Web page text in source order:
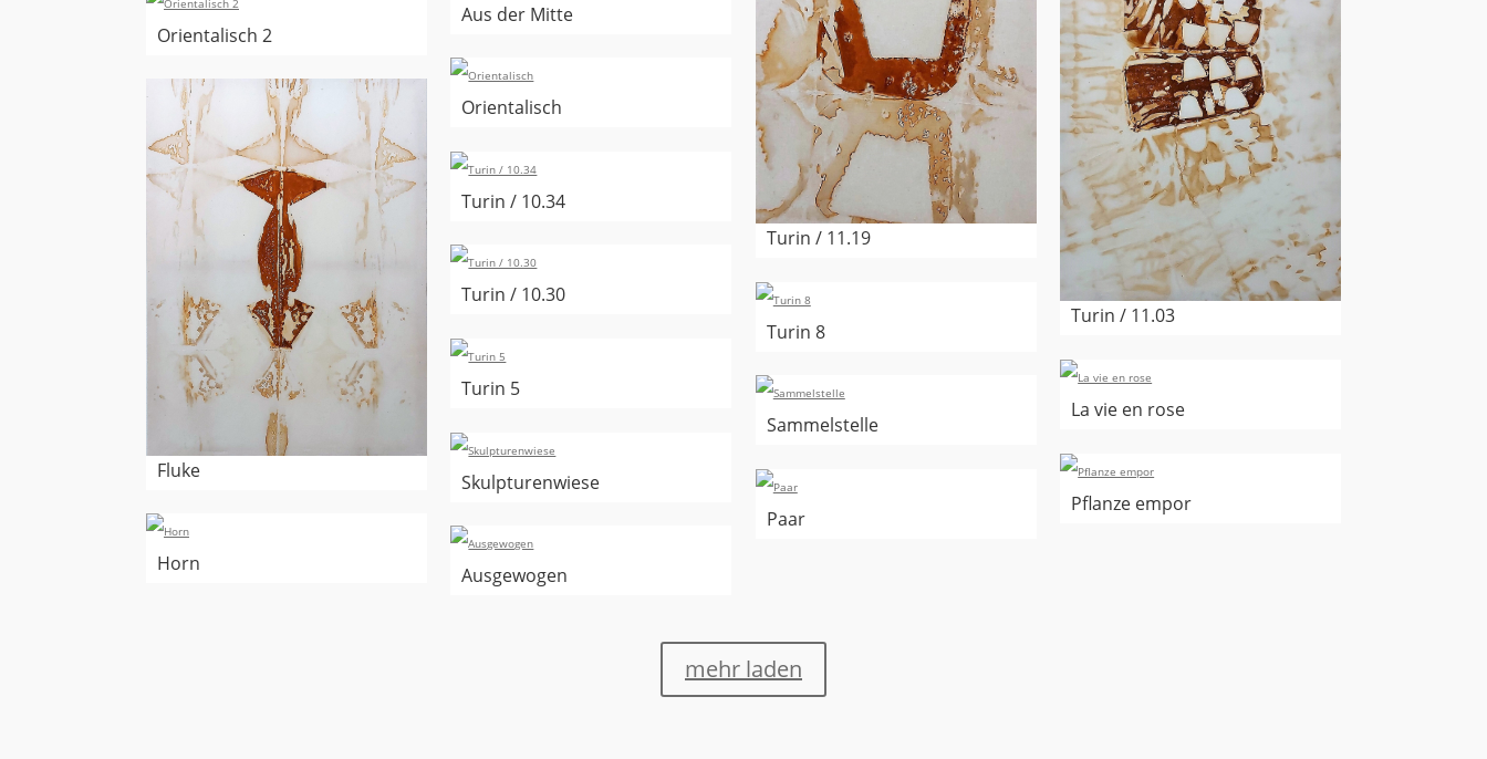
Turin / 11.19
Turin / 11.03
Aus der Mitte
Orientalisch 2
Orientalisch
Fluke
Turin / 10.34
Turin / 10.30
Turin 8
Turin 5
La vie en rose
Sammelstelle
Skulpturenwiese
Pflanze empor
Paar
Horn
Ausgewogen
mehr laden